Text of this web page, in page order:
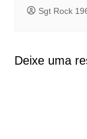
Sgt Rock
Deixe uma